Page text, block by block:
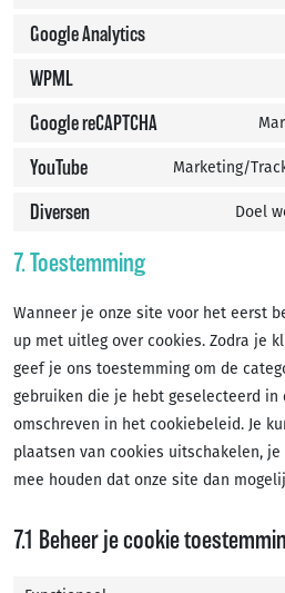
Google Analytics
WPML
Google reCAPTCHA
YouTube Marketing/
Diversen Doel
7. Toestemming
Wanneer je onze site voor het eerst
up met uitleg over cookies. Zodra je
geef je ons toestemming om de
gebruiken die je hebt geselecteerd in
omschreven in het cookiebeleid. Je
plaatsen van cookies uitschakelen,
mee houden dat onze site dan
7.1 Beheer je cookie